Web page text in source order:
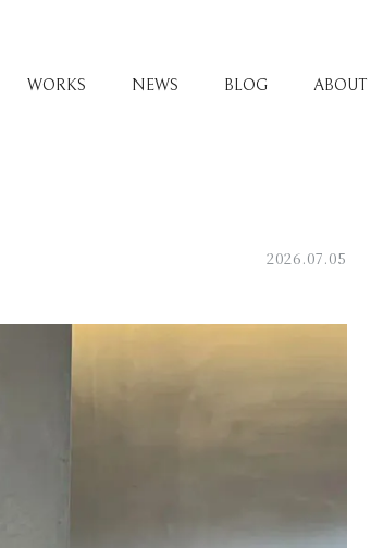
WORKS NEWS BLOG ABOUT
2026.07.05